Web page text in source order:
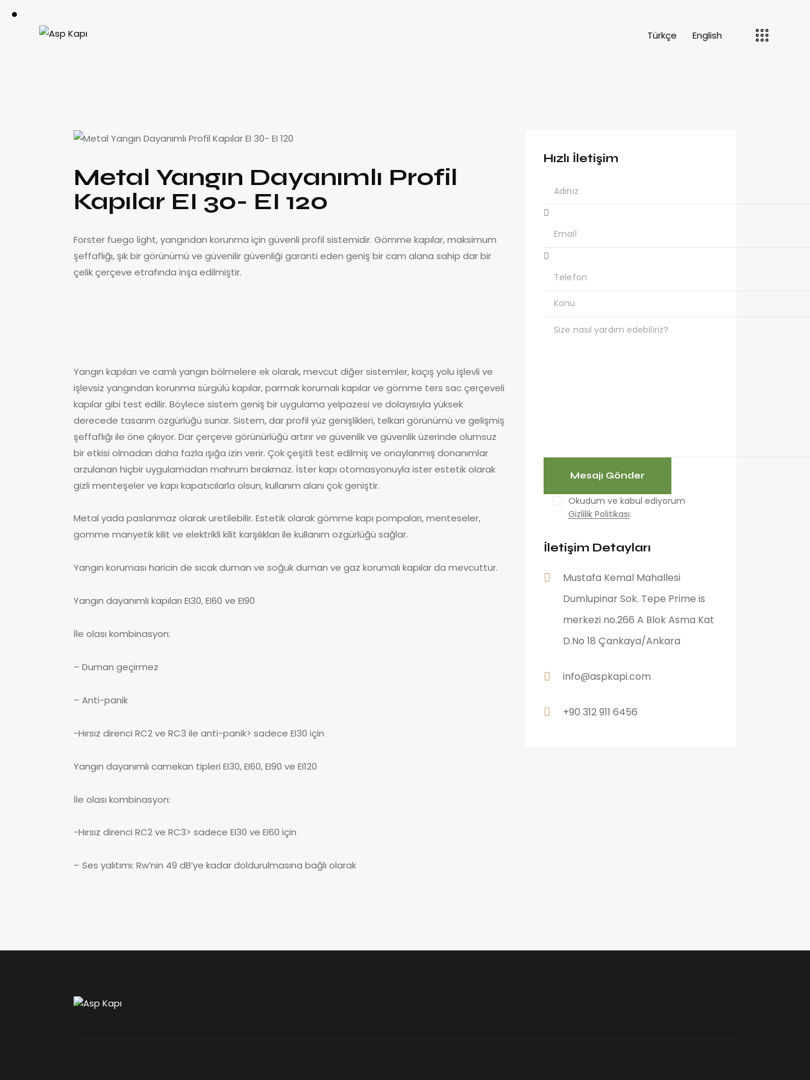
Türkçe English
Metal Yangın Dayanımlı Profil
Kapılar EI 30- EI 120
Forster fuego light, yangından korunma için güvenli profil sistemidir. Gömme kapılar, maksimum
şeffaflığı, şık bir görünümü ve güvenilir güvenliği garanti eden geniş bir cam alana sahip dar bir
çelik çerçeve etrafında inşa edilmiştir.
Yangın kapıları ve camlı yangın bölmelere ek olarak, mevcut diğer sistemler, kaçış yolu işlevli ve
işlevsiz yangından korunma sürgülü kapılar, parmak korumalı kapılar ve gömme ters sac çerçeveli
kapılar gibi test edilir. Böylece sistem geniş bir uygulama yelpazesi ve dolayısıyla yüksek
derecede tasarım özgürlüğü sunar. Sistem, dar profil yüz genişlikleri, telkari görünümü ve gelişmiş
şeffaflığı ile öne çıkıyor. Dar çerçeve görünürlüğü artırır ve güvenlik ve güvenlik üzerinde olumsuz
bir etkisi olmadan daha fazla ışığa izin verir. Çok çeşitli test edilmiş ve onaylanmış donanımlar
arzulanan hiçbir uygulamadan mahrum bırakmaz. İster kapı otomasyonuyla ister estetik olarak
gizli menteşeler ve kapı kapatıcılarla olsun, kullanım alanı çok geniştir.
Metal yada paslanmaz olarak uretilebilir. Estetik olarak gömme kapı pompaları, menteseler,
gomme manyetik kilit ve elektrikli kilit karşılıkları ile kullanım ozgürlüğü sağlar.
Yangın koruması haricin de sıcak duman ve soğuk duman ve gaz korumalı kapılar da mevcuttur.
Yangın dayanımlı kapıları EI30, EI60 ve EI90
İle olası kombinasyon:
– Duman geçirmez
– Anti-panik
-Hırsız direnci RC2 ve RC3 ile anti-panik> sadece EI30 için
Yangın dayanımlı camekan tipleri EI30, EI60, EI90 ve EI120
İle olası kombinasyon:
-Hırsız direnci RC2 ve RC3> sadece EI30 ve EI60 için
– Ses yalıtımı: Rw’nin 49 dB’ye kadar doldurulmasına bağlı olarak
Hızlı İletişim
Okudum ve kabul ediyorum
Gizlilik Politikası.
İletişim Detayları
Mustafa Kemal Mahallesi
Dumlupinar Sok. Tepe Prime is
merkezi no.266 A Blok Asma Kat
D.No 18 Çankaya/Ankara
info@aspkapi.com
+90 312 911 6456